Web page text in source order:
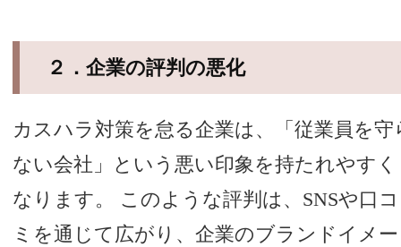
２．企業の評判の悪化
カスハラ対策を怠る企業は、「従業員を守
ない会社」という悪い印象を持たれやすく
なります。 このような評判は、SNSや口コ
ミを通じて広がり、企業のブランドイメー